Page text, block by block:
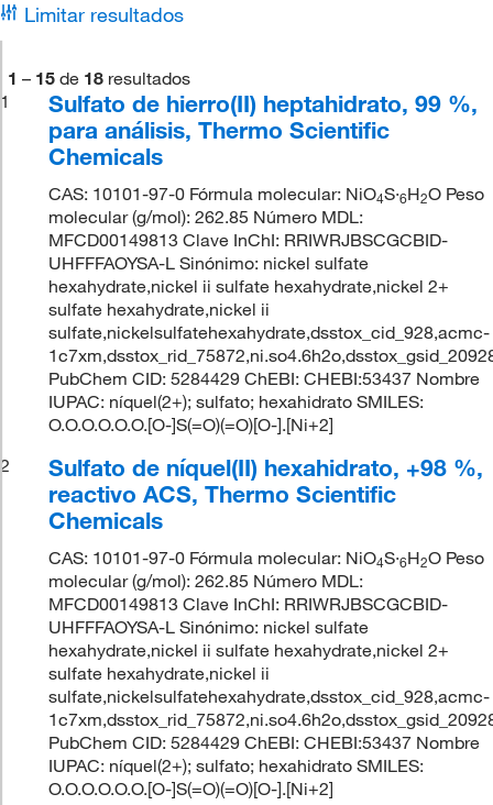
Limitar resultados
1 – 15 de 18 resultados
1
Sulfato de hierro(II) heptahidrato, 99 %,
para análisis, Thermo Scientific
Chemicals
CAS: 10101-97-0 Fórmula molecular: NiO4S·6H2O Peso
molecular (g/mol): 262.85 Número MDL:
MFCD00149813 Clave InChI: RRIWRJBSCGCBID-
UHFFFAOYSA-L Sinónimo: nickel sulfate
hexahydrate,nickel ii sulfate hexahydrate,nickel 2+
sulfate hexahydrate,nickel ii
sulfate,nickelsulfatehexahydrate,dsstox_cid_928,acmc-
PubChem CID: 5284429 ChEBI: CHEBI:53437 Nombre
IUPAC: níquel(2+); sulfato; hexahidrato SMILES:
O.O.O.O.O.O.[O-]S(=O)(=O)[O-].[Ni+2]
2
Sulfato de níquel(II) hexahidrato, +98 %,
reactivo ACS, Thermo Scientific
Chemicals
CAS: 10101-97-0 Fórmula molecular: NiO4S·6H2O Peso
molecular (g/mol): 262.85 Número MDL:
MFCD00149813 Clave InChI: RRIWRJBSCGCBID-
UHFFFAOYSA-L Sinónimo: nickel sulfate
hexahydrate,nickel ii sulfate hexahydrate,nickel 2+
sulfate hexahydrate,nickel ii
sulfate,nickelsulfatehexahydrate,dsstox_cid_928,acmc-
PubChem CID: 5284429 ChEBI: CHEBI:53437 Nombre
IUPAC: níquel(2+); sulfato; hexahidrato SMILES:
O.O.O.O.O.O.[O-]S(=O)(=O)[O-].[Ni+2]